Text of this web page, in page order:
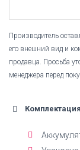
Производитель
его внешний вид и
продавца. Просьба
менеджера перед